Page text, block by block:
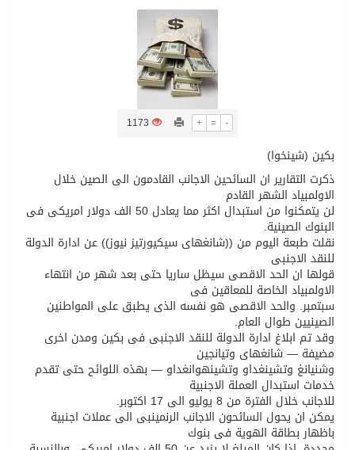
ثلة من الضابطات في الجييش الكويتي
كسوة الكعبة تعتلي البيت العتيق
+ = -
1173
بكين (شينخوا)
ذكرت التقارير ان السائحين الاجانب القادمون الى الصين خلال
الاولمبياد الشهر القادم
لن يتمكنوا من استبدال اكثر مما يعادل 50 الف دولار امريكى فى
البنوك الصينية.
نقلت طبعة اليوم من ((شانغهاى سيكيورتيز نيوز)) عن ادارة الدولة
للنقد الاجنبى
قولها ان الحد الاقصى سيظل ساريا حتى بعد شهر من انتهاء
الاولمبياد الخاصة للمعاقين فى
سبتمبر. والحد الاقصى هو نفسه الذى يطبق على المواطنين
الصينيين طوال العام.
وقد تم ابلاغ ادارة الدولة للنقد الاجنبى فى بكين ومدن اخرى
مضيفة — شانغهاى وتيانجين
وشنيانغ وتشينغداو وتشينهوانغداو — بهذه اللوائح حتى تقدم
خدمات استبدال العملة الاجنبية
للاجانب خلال الفترة من 8 يوليو الى 17 اكتوبر.
يمكن ان يحول السائحون الاجانب الرنمينبى الى عملات اجنبية
باظهار بطاقة الهوية فى بنوك